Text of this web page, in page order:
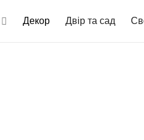
Декор Двір та сад